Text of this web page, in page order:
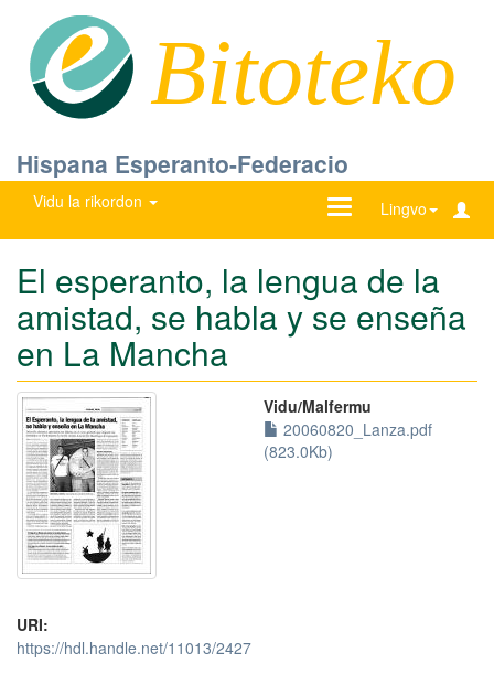
Bitoteko
Hispana Esperanto-Federacio
Vidu la rikordon Lingvo
Ŝanĝu
El esperanto, la lengua de la
amistad, se habla y se enseña
en La Mancha
Vidu/Malfermu
20060820_Lanza.pdf
(823.0Kb)
URI:
https://hdl.handle.net/11013/2427